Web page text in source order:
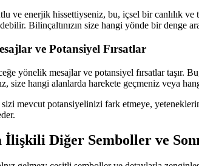
ve enerjik hissettiyseniz, bu, içsel bir canlılık ve
Bilinçaltınızın size hangi yönde bir denge
ve Potansiyel Fırsatlar
yönelik mesajlar ve potansiyel fırsatlar
size hangi alanlarda harekete geçmeniz veya
sizi mevcut potansiyelinizi fark etmeye,
İlişkili Diğer Semboller ve